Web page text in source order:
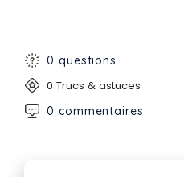
0 questions
0 Trucs & astuces
0 commentaires